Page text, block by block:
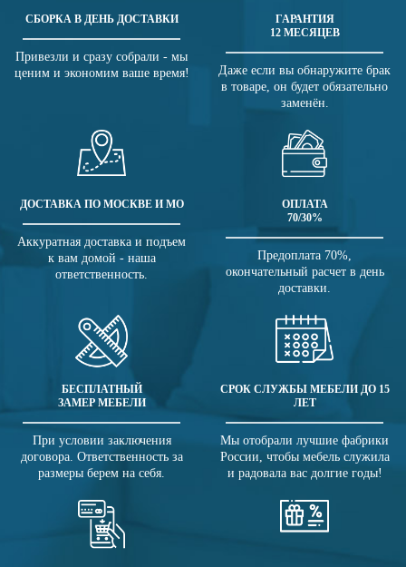
СБОРКА В ДЕНЬ ДОСТАВКИ
Привезли и сразу собрали - мы
ценим и экономим ваше время!
ГАРАНТИЯ
12 МЕСЯЦЕВ
Даже если вы обнаружите брак
в товаре, он будет обязательно
заменён.
ДОСТАВКА ПО МОСКВЕ И МО
Аккуратная доставка и подъем
к вам домой - наша
ответственность.
ОПЛАТА
70/30%
Предоплата 70%,
окончательный расчет в день
доставки.
БЕСПЛАТНЫЙ
ЗАМЕР МЕБЕЛИ
При условии заключения
договора. Ответственность за
размеры берем на себя.
СРОК СЛУЖБЫ МЕБЕЛИ ДО 15
ЛЕТ
Мы отобрали лучшие фабрики
России, чтобы мебель служила
и радовала вас долгие годы!